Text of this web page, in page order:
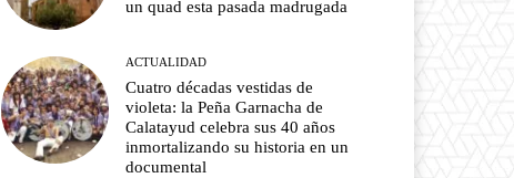
un quad esta pasada madrugada
ACTUALIDAD
Cuatro décadas vestidas de
violeta: la Peña Garnacha de
Calatayud celebra sus 40 años
inmortalizando su historia en un
documental